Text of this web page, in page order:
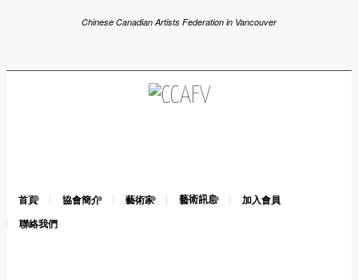
Chinese Canadian Artists Federation in Vancouver
首頁 協會簡介 藝術家 藝術訊息
加入會員
聯絡我們